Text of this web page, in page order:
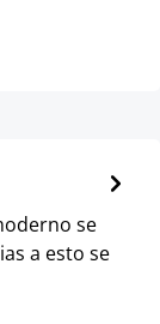
se
a esto se